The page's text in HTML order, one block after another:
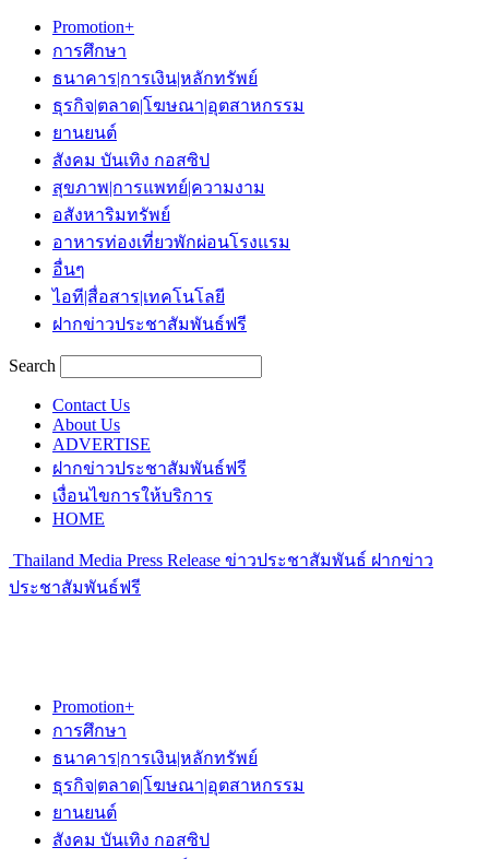
Promotion+
การศึกษา
ธนาคาร|การเงิน|หลักทรัพย์
ธุรกิจ|ตลาด|โฆษณา|อุตสาหกรรม
ยานยนต์
สังคม บันเทิง กอสซิป
สุขภาพ|การแพทย์|ความงาม
อสังหาริมทรัพย์
อาหารท่องเที่ยวพักผ่อนโรงแรม
อื่นๆ
ไอที|สื่อสาร|เทคโนโลยี
ฝากข่าวประชาสัมพันธ์ฟรี
Search
Contact Us
About Us
ADVERTISE
ฝากข่าวประชาสัมพันธ์ฟรี
เงื่อนไขการให้บริการ
HOME
Thailand Media Press Release ข่าวประชาสัมพันธ์ ฝากข่าว
ประชาสัมพันธ์ฟรี
Promotion+
การศึกษา
ธนาคาร|การเงิน|หลักทรัพย์
ธุรกิจ|ตลาด|โฆษณา|อุตสาหกรรม
ยานยนต์
สังคม บันเทิง กอสซิป